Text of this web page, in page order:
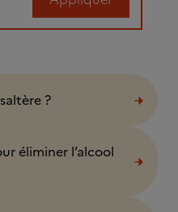
?
éliminer l’alcool